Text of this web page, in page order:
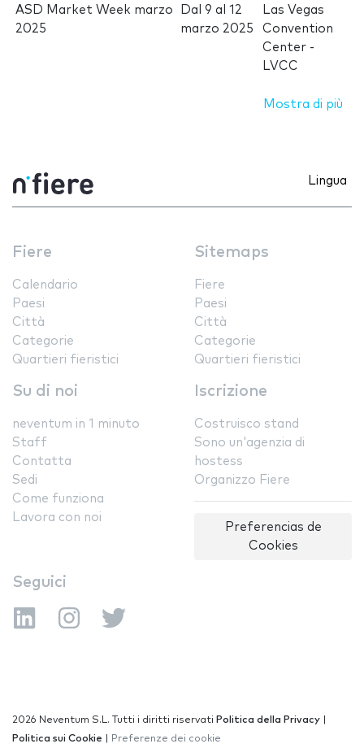
ASD Market Week marzo
2025
Dal9 al12
marzo 2025
Las Vegas
Convention
Center -
LVCC
Mostra di più
Lingua
Fiere
Calendario
Paesi
Città
Categorie
Quartieri fieristici
Sitemaps
Fiere
Paesi
Città
Categorie
Quartieri fieristici
Su di noi
neventum in 1 minuto
Staff
Contatta
Sedi
Come funziona
Lavora con noi
Iscrizione
Costruisco stand
Sono un'agenzia di
hostess
Organizzo Fiere
Preferencias de
Cookies
Seguici
2026 Neventum S.L. Tutti i diritti riservati Politica della Privacy
Politica sui Cookie
Preferenze dei cookie